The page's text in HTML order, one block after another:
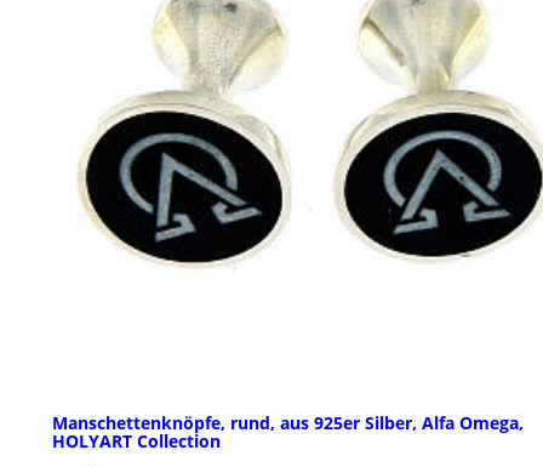
Manschettenknöpfe, rund, aus 925er Silber, Alfa Omega,
HOLYART Collection